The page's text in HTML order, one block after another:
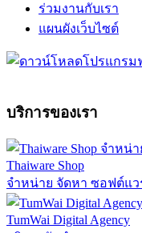
ร่วมงานกับเรา
แผนผังเว็บไซต์
บริการของเรา
Thaiware Shop
จำหน่าย จัดหา ซอฟต์แ
TumWai Digital Agency